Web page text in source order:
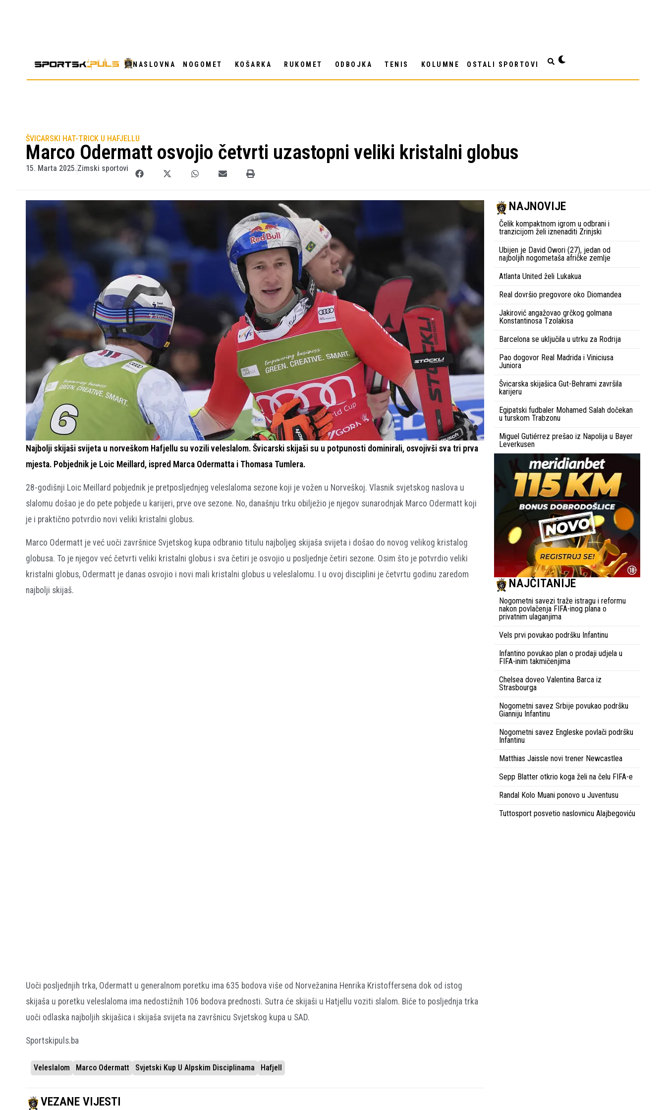
NASLOVNA NOGOMET KOŠARKA RUKOMET ODBOJKA TENIS KOLUMNE OSTALI SPORTOVI
ŠVICARSKI HAT-TRICK U HAFJELLU
Marco Odermatt osvojio četvrti uzastopni veliki kristalni globus
15. Marta 2025.Zimski sportovi
Najbolji skijaši svijeta u norveškom Hafjellu su vozili veleslalom. Švicarski skijaši su u potpunosti dominirali, osvojivši sva tri prva
mjesta. Pobjednik je Loic Meillard, ispred Marca Odermatta i Thomasa Tumlera.
28-godišnji Loic Meillard pobjednik je pretposljednjeg veleslaloma sezone koji je vožen u Norveškoj. Vlasnik svjetskog naslova u
slalomu došao je do pete pobjede u karijeri, prve ove sezone. No, današnju trku obilježio je njegov sunarodnjak Marco Odermatt koji
je i praktično potvrdio novi veliki kristalni globus.
Marco Odermatt je već uoči završnice Svjetskog kupa odbranio titulu najboljeg skijaša svijeta i došao do novog velikog kristalog
globusa. To je njegov već četvrti veliki kristalni globus i sva četiri je osvojio u posljednje četiri sezone. Osim što je potvrdio veliki
kristalni globus, Odermatt je danas osvojio i novi mali kristalni globus u veleslalomu. I u ovoj disciplini je četvrtu godinu zaredom
najbolji skijaš.
Uoči posljednjih trka, Odermatt u generalnom poretku ima 635 bodova više od Norvežanina Henrika Kristoffersena dok od istog
skijaša u poretku veleslaloma ima nedostižnih 106 bodova prednosti. Sutra će skijaši u Hatjellu voziti slalom. Biće to posljednja trka
uoči odlaska najboljih skijašica i skijaša svijeta na završnicu Svjetskog kupa u SAD.
Sportskipuls.ba
Veleslalom Marco Odermatt Svjetski Kup U Alpskim Disciplinama Hafjell
VEZANE VIJESTI
NAJNOVIJE
Čelik kompaktnom igrom u odbrani i
tranzicijom želi iznenaditi Zrinjski
Ubijen je David Owori (27), jedan od
najboljih nogometaša afričke zemlje
Atlanta United želi Lukakua
Real dovršio pregovore oko Diomandea
Jakirović angažovao grčkog golmana
Konstantinosa Tzolakisa
Barcelona se uključila u utrku za Rodrija
Pao dogovor Real Madrida i Viniciusa
Juniora
Švicarska skijašica Gut-Behrami završila
karijeru
Egipatski fudbaler Mohamed Salah dočekan
u turskom Trabzonu
Miguel Gutiérrez prešao iz Napolija u Bayer
Leverkusen
NAJČITANIJE
Nogometni savezi traže istragu i reformu
nakon povlačenja FIFA-inog plana o
privatnim ulaganjima
Vels prvi povukao podršku Infantinu
Infantino povukao plan o prodaji udjela u
FIFA-inim takmičenjima
Chelsea doveo Valentina Barca iz
Strasbourga
Nogometni savez Srbije povukao podršku
Gianniju Infantinu
Nogometni savez Engleske povlači podršku
Infantinu
Matthias Jaissle novi trener Newcastlea
Sepp Blatter otkrio koga želi na čelu FIFA-e
Randal Kolo Muani ponovo u Juventusu
Tuttosport posvetio naslovnicu Alajbegoviću